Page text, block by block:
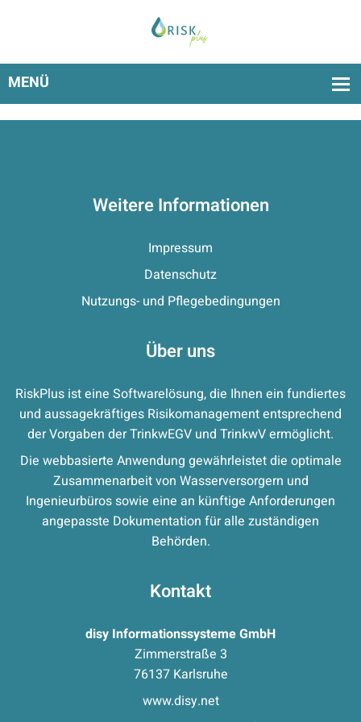
Weitere Informationen
Impressum
Datenschutz
Nutzungs- und Pflegebedingungen
Über uns
RiskPlus ist eine Softwarelösung, die Ihnen ein fundiertes
und aussagekräftiges Risikomanagement entsprechend
der Vorgaben der TrinkwEGV und TrinkwV ermöglicht.
Die webbasierte Anwendung gewährleistet die optimale
Zusammenarbeit von Wasserversorgern und
Ingenieurbüros sowie eine an künftige Anforderungen
angepasste Dokumentation für alle zuständigen
Behörden.
Kontakt
disy Informationssysteme GmbH
Zimmerstraße 3
76137 Karlsruhe
www.disy.net